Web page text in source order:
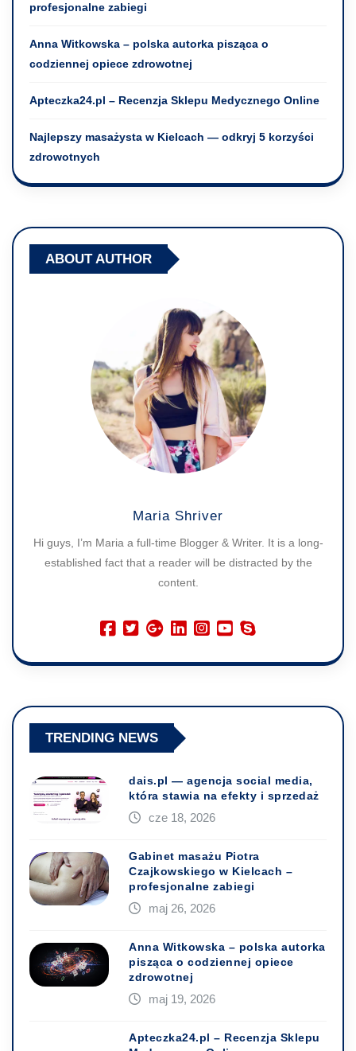
profesjonalne zabiegi
Anna Witkowska – polska autorka pisząca o
codziennej opiece zdrowotnej
Apteczka24.pl – Recenzja Sklepu Medycznego Online
Najlepszy masażysta w Kielcach — odkryj 5 korzyści
zdrowotnych
ABOUT AUTHOR
Maria Shriver
Hi guys, I’m Maria a full-time Blogger & Writer. It is a long-
established fact that a reader will be distracted by the
content.
TRENDING NEWS
dais.pl — agencja social media,
która stawia na efekty i sprzedaż
cze 18, 2026
Gabinet masażu Piotra
Czajkowskiego w Kielcach –
profesjonalne zabiegi
maj 26, 2026
Anna Witkowska – polska autorka
pisząca o codziennej opiece
zdrowotnej
maj 19, 2026
Apteczka24.pl – Recenzja Sklepu